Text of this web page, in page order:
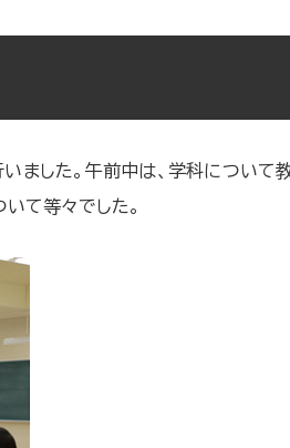
ました。午前中は、学科につい
て等々でした。